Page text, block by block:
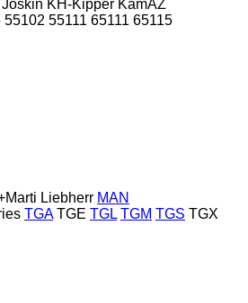
Joskin KH-Kipper KamAZ
55102 55111 65111 65115
Liebherr MAN
TGA TGE TGL TGM TGS TGX